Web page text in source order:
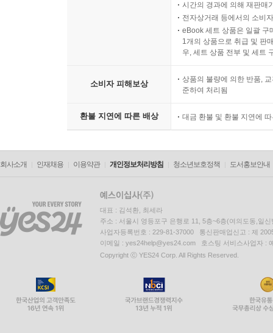
시간의 경과에 의해 재판매
전자상거래 등에서의 소비
eBook 세트 상품은 일괄 구
1개의 상품으로 취급 및 판
우, 세트 상품 전부 및 세트
소비자 피해보상
상품의 불량에 의한 반품,
준하여 처리됨
환불 지연에 따른 배상 대금 환불 및 환불 지연에
회사소개 인재채용 이용약관 개인정보처리방침 청소년보호정책 도서홍보안내
대표 : 김석환, 최세라
주소 : 서울시 영등포구 은행로 11, 5층~6층(여의도동,일신
사업자등록번호 : 229-81-37000 통신판매업신고 : 제
이메일 : yes24help@yes24.com 호스팅 서비스사업자 :
Copyright ⓒ YES24 Corp. All Rights Reserved.